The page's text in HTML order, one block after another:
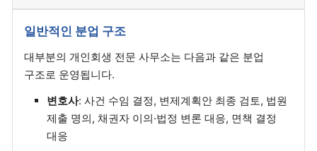
일반적인 분업 구조
대부분의 개인회생 전문 사무소는 다음과 같은 분업
구조로 운영됩니다.
변호사: 사건 수임 결정, 변제계획안 최종 검토, 법원
제출 명의, 채권자 이의·법정 변론 대응, 면책 결정
대응